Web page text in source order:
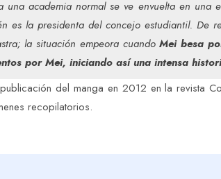
una academia normal se ve envuelta en una
es la presidenta del concejo estudiantil. De
la situación empeora cuandoMei besa
por Mei, iniciando así una intensa
del manga en 2012 en la revista
recopilatorios.